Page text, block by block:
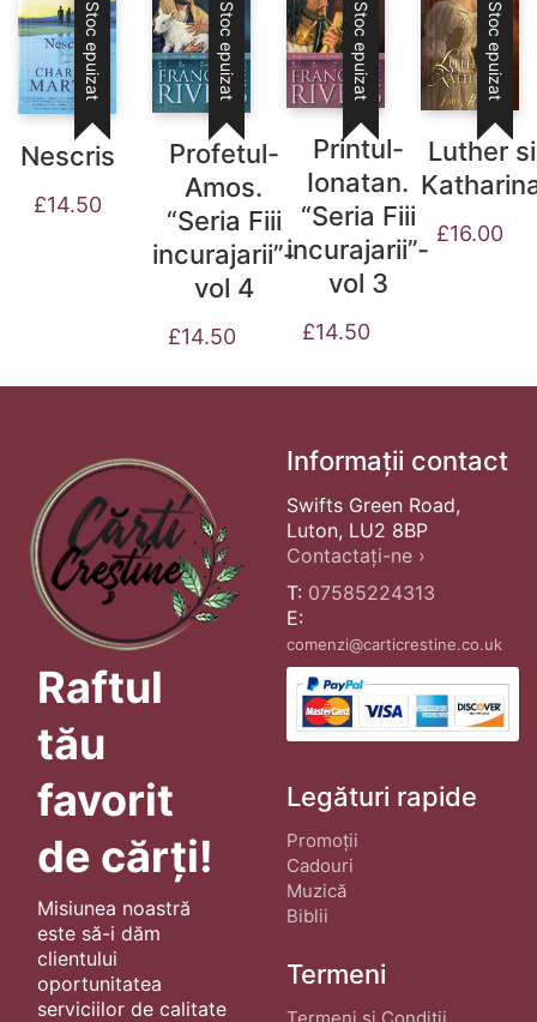
Stoc epuizat
Nescris
£14.50
Stoc epuizat
Profetul-
Amos.
“Seria Fiii
incurajarii”-
vol 4
£14.50
Stoc epuizat
Printul-
Ionatan.
“Seria Fiii
incurajarii”-
vol 3
£14.50
Stoc epuizat
Luther si
£16.00
Raftul
tău
favorit
de cărți!
Misiunea noastră
este să-i dăm
clientului
oportunitatea
serviciilor de calitate
Informații contact
Swifts Green Road,
Luton, LU2 8BP
Contactați-ne ›
T: 07585224313
E:
comenzi@carticrestine.co.uk
Legături rapide
Promoții
Cadouri
Muzică
Biblii
Termeni